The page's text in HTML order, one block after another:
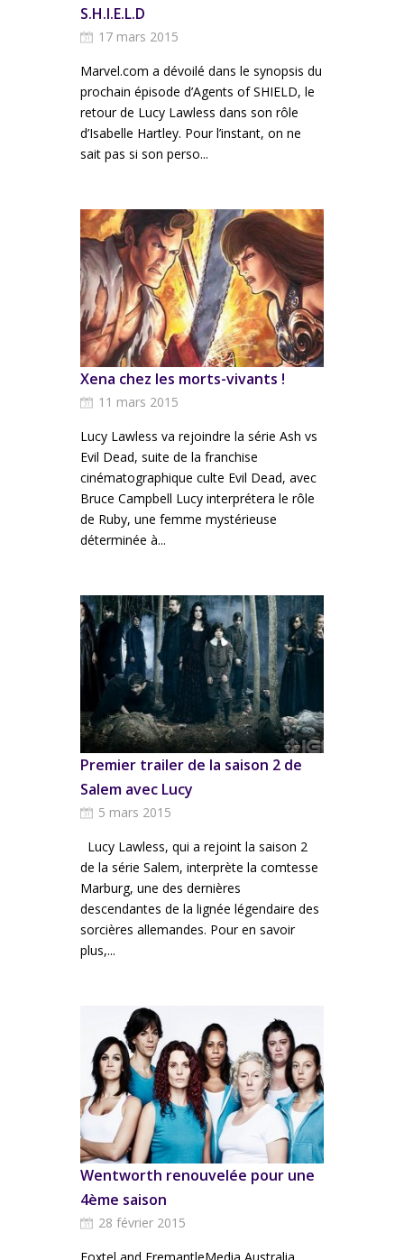
S.H.I.E.L.D
17 mars 2015
Marvel.com a dévoilé dans le synopsis du
prochain épisode d’Agents of SHIELD, le
retour de Lucy Lawless dans son rôle
d’Isabelle Hartley. Pour l’instant, on ne
sait pas si son perso...
Xena chez les morts-vivants !
11 mars 2015
Lucy Lawless va rejoindre la série Ash vs
Evil Dead, suite de la franchise
cinématographique culte Evil Dead, avec
Bruce Campbell Lucy interprétera le rôle
de Ruby, une femme mystérieuse
déterminée à...
Premier trailer de la saison 2 de
Salem avec Lucy
5 mars 2015
Lucy Lawless, qui a rejoint la saison 2
de la série Salem, interprète la comtesse
Marburg, une des dernières
descendantes de la lignée légendaire des
sorcières allemandes. Pour en savoir
plus,...
Wentworth renouvelée pour une
4ème saison
28 février 2015